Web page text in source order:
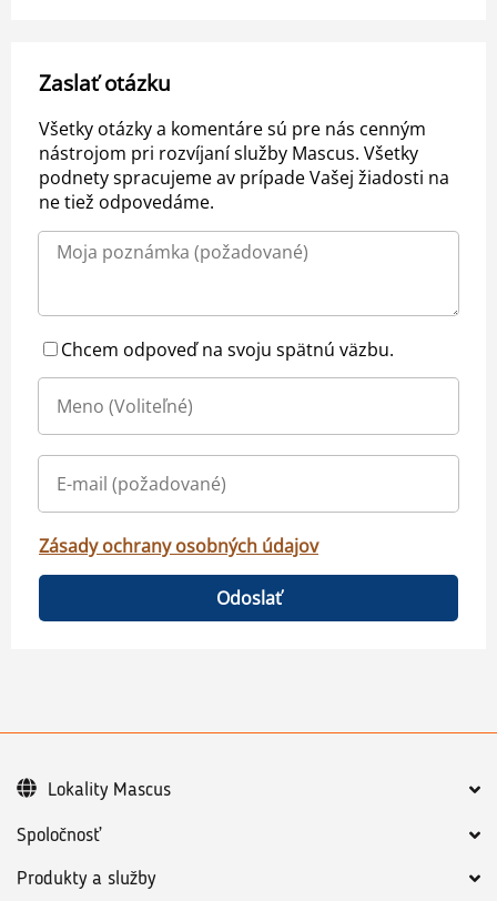
Zaslať otázku
Všetky otázky a komentáre sú pre nás cenným
nástrojom pri rozvíjaní služby Mascus. Všetky
podnety spracujeme av prípade Vašej žiadosti na
ne tiež odpovedáme.
Chcem odpoveď na svoju spätnú väzbu.
Zásady ochrany osobných údajov
Odoslať
Spoločnosť
Produkty a služby
Lokality Mascus